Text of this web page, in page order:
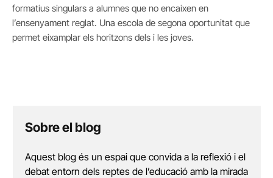
formatius singulars a alumnes que no encaixen en
l’ensenyament reglat. Una escola de segona oportunitat que
permet eixamplar els horitzons dels i les joves.
Sobre el blog
Aquest blog és un espai que convida a la reflexió i el
debat entorn dels reptes de l’educació amb la mirada